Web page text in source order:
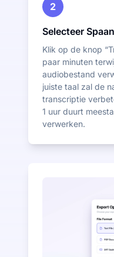
2
Selecteer
Klik op de knop
paar minuten
audiobestand
juiste taal zal de
transcriptie
1 uur duurt
verwerken.